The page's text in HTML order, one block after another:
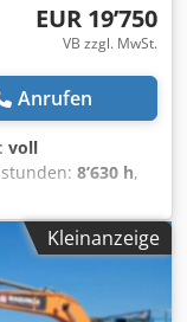
EUR 19’750
VB zzgl. MwSt.
Anrufen
voll
8’630 h,
2’730
1’500 mm,
Gabelbreite:
Kleinanzeige